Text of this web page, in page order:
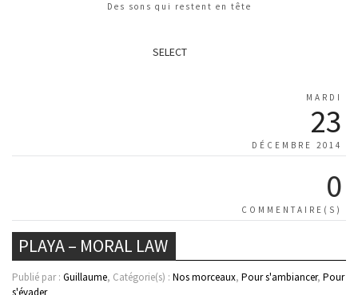
Des sons qui restent en tête
SELECT
MARDI
23
DÉCEMBRE 2014
0
COMMENTAIRE(S)
PLAYA – MORAL LAW
Publié par : Guillaume, Catégorie(s) : Nos morceaux, Pour s'ambiancer, Pour
s'évader